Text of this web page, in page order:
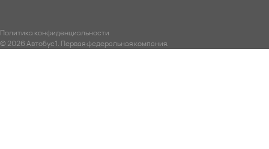
Политика конфиденциальности
© 2026 Автобус1. Первая федеральная компания.